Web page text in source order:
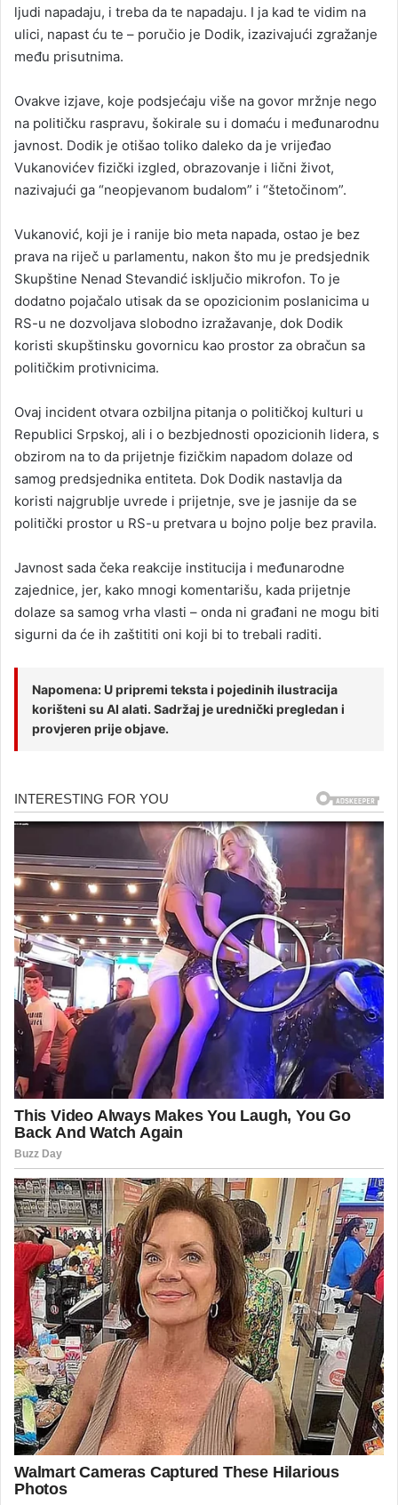
ljudi napadaju, i treba da te napadaju. I ja kad te vidim na
ulici, napast ću te – poručio je Dodik, izazivajući zgražanje
među prisutnima.
Ovakve izjave, koje podsjećaju više na govor mržnje nego
na političku raspravu, šokirale su i domaću i međunarodnu
javnost. Dodik je otišao toliko daleko da je vrijeđao
Vukanovićev fizički izgled, obrazovanje i lični život,
nazivajući ga “neopjevanom budalom” i “štetočinom”.
Vukanović, koji je i ranije bio meta napada, ostao je bez
prava na riječ u parlamentu, nakon što mu je predsjednik
Skupštine Nenad Stevandić isključio mikrofon. To je
dodatno pojačalo utisak da se opozicionim poslanicima u
RS-u ne dozvoljava slobodno izražavanje, dok Dodik
koristi skupštinsku govornicu kao prostor za obračun sa
političkim protivnicima.
Ovaj incident otvara ozbiljna pitanja o političkoj kulturi u
Republici Srpskoj, ali i o bezbjednosti opozicionih lidera, s
obzirom na to da prijetnje fizičkim napadom dolaze od
samog predsjednika entiteta. Dok Dodik nastavlja da
koristi najgrublje uvrede i prijetnje, sve je jasnije da se
politički prostor u RS-u pretvara u bojno polje bez pravila.
Javnost sada čeka reakcije institucija i međunarodne
zajednice, jer, kako mnogi komentarišu, kada prijetnje
dolaze sa samog vrha vlasti – onda ni građani ne mogu biti
sigurni da će ih zaštititi oni koji bi to trebali raditi.
Napomena: U pripremi teksta i pojedinih ilustracija
korišteni su AI alati. Sadržaj je urednički pregledan i
provjeren prije objave.